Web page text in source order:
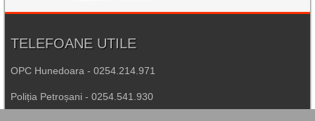
TELEFOANE UTILE
OPC Hunedoara - 0254.214.971
Poliția Petroșani - 0254.541.930